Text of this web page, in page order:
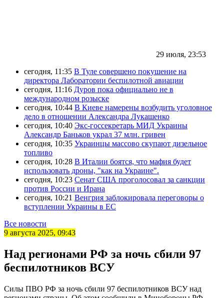
29 июля, 23:53
сегодня, 11:35 В Туле совершено покушение на
директора Лаборатории беспилотной авиации
сегодня, 11:16 Дуров пока официально не в
международном розыске
сегодня, 10:44 В Киеве намерены возбудить уголовное
дело в отношении Александра Лукашенко
сегодня, 10:40 Экс-госсекретарь МИД Украины
Александр Баньков украл 37 млн. гривен
сегодня, 10:35 Украинцы массово скупают дизельное
топливо
сегодня, 10:28 В Италии боятся, что мафия будет
использовать дроны, "как на Украине".
сегодня, 10:23 Сенат США проголосовал за санкции
против России и Ирана
сегодня, 10:21 Венгрия заблокировала переговоры о
вступлении Украины в ЕС
Все новости
9 августа 2025, 09:43
Над регионами РФ за ночь сбили 97
беспилотников ВСУ
Силы ПВО РФ за ночь сбили 97 беспилотников ВСУ над